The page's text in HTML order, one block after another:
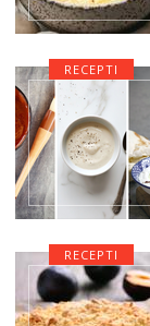
RECEPTI
RECEPTI